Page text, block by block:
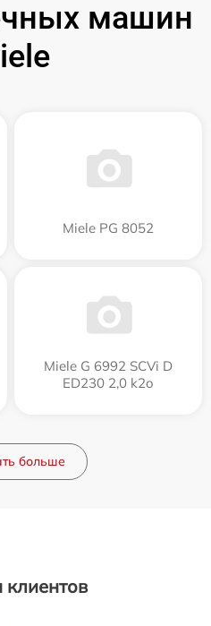
машин
Miele PG 8052
Miele G 6992 SCVi D
ED230 2,0 k2o
больше